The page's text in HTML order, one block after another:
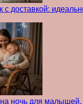
с доставкой:
ночь для